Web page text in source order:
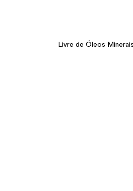
Livre de Óleos